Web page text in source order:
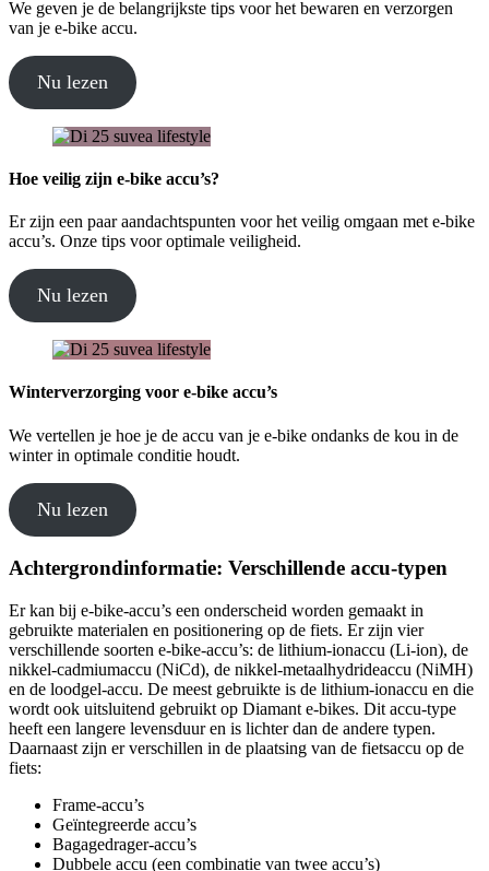
We geven je de belangrijkste tips voor het bewaren en verzorgen
van je e-bike accu.
Nu lezen
Hoe veilig zijn e-bike accu’s?
Er zijn een paar aandachtspunten voor het veilig omgaan met e-bike
accu’s. Onze tips voor optimale veiligheid.
Nu lezen
Winterverzorging voor e-bike accu’s
We vertellen je hoe je de accu van je e-bike ondanks de kou in de
winter in optimale conditie houdt.
Nu lezen
Achtergrondinformatie: Verschillende accu-typen
Er kan bij e-bike-accu’s een onderscheid worden gemaakt in
gebruikte materialen en positionering op de fiets. Er zijn vier
verschillende soorten e-bike-accu’s: de lithium-ionaccu (Li-ion), de
nikkel-cadmiumaccu (NiCd), de nikkel-metaalhydrideaccu (NiMH)
en de loodgel-accu. De meest gebruikte is de lithium-ionaccu en die
wordt ook uitsluitend gebruikt op Diamant e-bikes. Dit accu-type
heeft een langere levensduur en is lichter dan de andere typen.
Daarnaast zijn er verschillen in de plaatsing van de fietsaccu op de
fiets:
Frame-accu’s
Geïntegreerde accu’s
Bagagedrager-accu’s
Dubbele accu (een combinatie van twee accu’s)